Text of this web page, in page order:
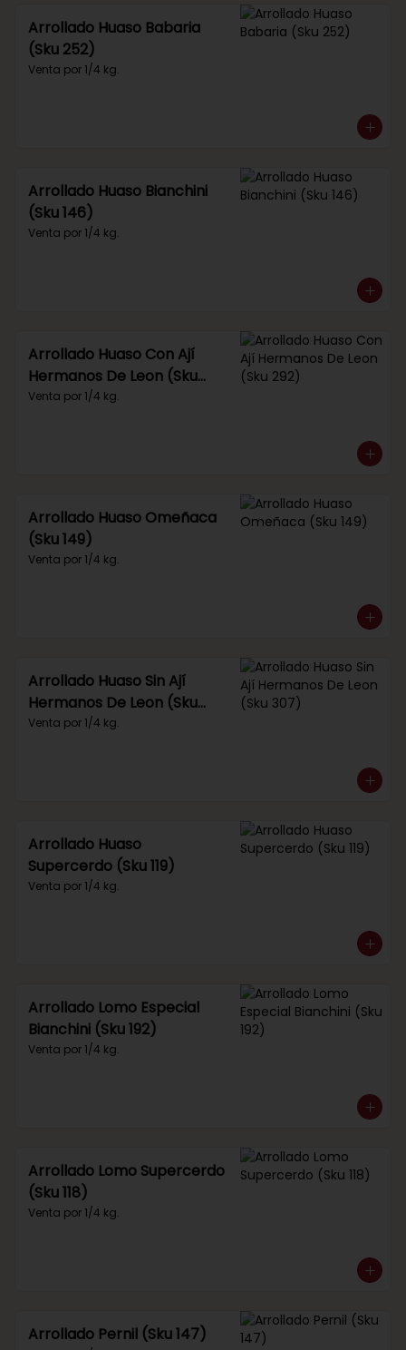
Arrollado Huaso Babaria
(Sku 252)
Venta por 1/4 kg.
Arrollado Huaso Bianchini
(Sku 146)
Venta por 1/4 kg.
Arrollado Huaso Con Ají
Hermanos De Leon (Sku
292)
Venta por 1/4 kg.
Arrollado Huaso Omeñaca
(Sku 149)
Venta por 1/4 kg.
Arrollado Huaso Sin Ají
Hermanos De Leon (Sku
307)
Venta por 1/4 kg.
Arrollado Huaso
Supercerdo (Sku 119)
Venta por 1/4 kg.
Arrollado Lomo Especial
Bianchini (Sku 192)
Venta por 1/4 kg.
Arrollado Lomo Supercerdo
(Sku 118)
Venta por 1/4 kg.
Arrollado Pernil (Sku 147)